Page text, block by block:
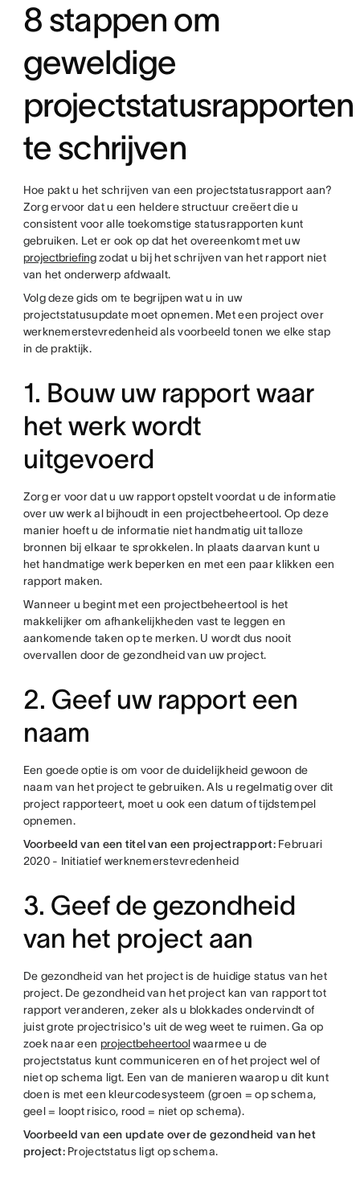
8 stappen om
geweldige
projectstatusrapporten
te schrijven
Hoe pakt u het schrijven van een projectstatusrapport aan?
Zorg ervoor dat u een heldere structuur creëert die u
consistent voor alle toekomstige statusrapporten kunt
gebruiken. Let er ook op dat het overeenkomt met uw
projectbriefingzodat u bij het schrijven van het rapport niet
van het onderwerp afdwaalt.
Volg deze gids om te begrijpen wat u in uw
projectstatusupdate moet opnemen. Met een project over
werknemerstevredenheid als voorbeeld tonen we elke stap
in de praktijk.
1. Bouw uw rapport waar
het werk wordt
uitgevoerd
Zorg er voor dat u uw rapport opstelt voordat u de informatie
over uw werk al bijhoudt in een projectbeheertool. Op deze
manier hoeft u de informatie niet handmatig uit talloze
bronnen bij elkaar te sprokkelen. In plaats daarvan kunt u
het handmatige werk beperken en met een paar klikken een
rapport maken.
Wanneer u begint met een projectbeheertool is het
makkelijker om afhankelijkheden vast te leggen en
aankomende taken op te merken. U wordt dus nooit
overvallen door de gezondheid van uw project.
2. Geef uw rapport een
naam
Een goede optie is om voor de duidelijkheid gewoon de
naam van het project te gebruiken. Als u regelmatig over dit
project rapporteert, moet u ook een datum of tijdstempel
opnemen.
Voorbeeld van een titel van een projectrapport: Februari
2020 - Initiatief werknemerstevredenheid
3. Geef de gezondheid
van het project aan
De gezondheid van het project is de huidige status van het
project. De gezondheid van het project kan van rapport tot
rapport veranderen, zeker als u blokkades ondervindt of
juist grote projectrisico's uit de weg weet te ruimen. Ga op
zoek naar een projectbeheertoolwaarmee u de
projectstatus kunt communiceren en of het project wel of
niet op schema ligt. Een van de manieren waarop u dit kunt
doen is met een kleurcodesysteem (groen = op schema,
geel = loopt risico, rood = niet op schema).
Voorbeeld van een update over de gezondheid van het
project: Projectstatus ligt op schema.